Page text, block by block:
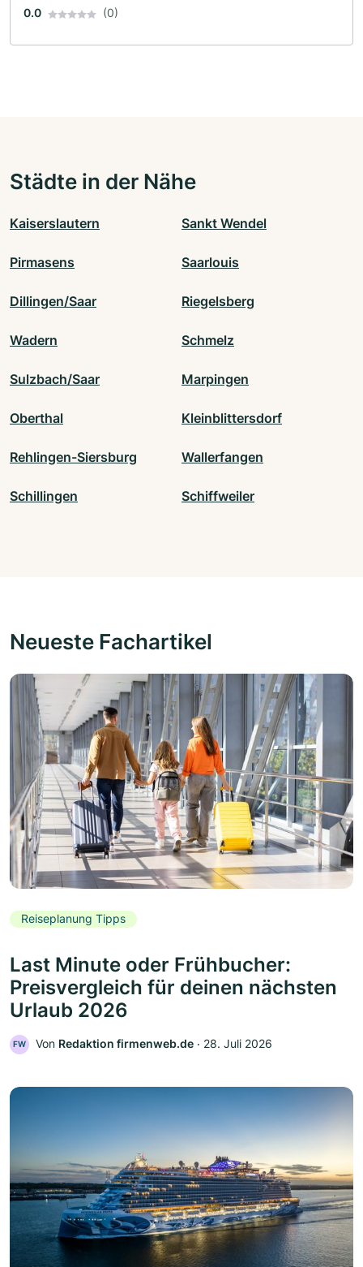
0.0 (0)
Städte in der Nähe
Kaiserslautern Sankt Wendel
Pirmasens Saarlouis
Dillingen/Saar Riegelsberg
Wadern Schmelz
Sulzbach/Saar Marpingen
Oberthal Kleinblittersdorf
Rehlingen-Siersburg Wallerfangen
Schillingen Schiffweiler
Neueste Fachartikel
Reiseplanung Tipps
Last Minute oder Frühbucher:
Preisvergleich für deinen nächsten
Urlaub 2026
FW Von Redaktion firmenweb.de ‧ 28. Juli 2026